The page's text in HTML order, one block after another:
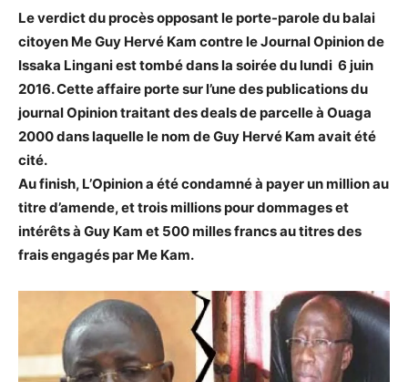
Le verdict du procès opposant le porte-parole du balai
citoyen Me Guy Hervé Kam contre le Journal Opinion de
Issaka Lingani est tombé dans la soirée du lundi 6 juin
2016. Cette affaire porte sur l’une des publications du
journal Opinion traitant des deals de parcelle à Ouaga
2000 dans laquelle le nom de Guy Hervé Kam avait été
cité.
Au finish, L’Opinion a été condamné à payer un million au
titre d’amende, et trois millions pour dommages et
intérêts à Guy Kam et 500 milles francs au titres des
frais engagés par Me Kam.